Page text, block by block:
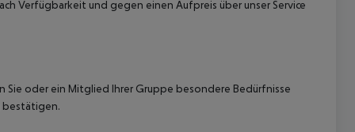
Verfügbarkeit und gegen einen Aufpreis über unser Service
oder ein Mitglied Ihrer Gruppe besondere Bedürfnisse
bestätigen.